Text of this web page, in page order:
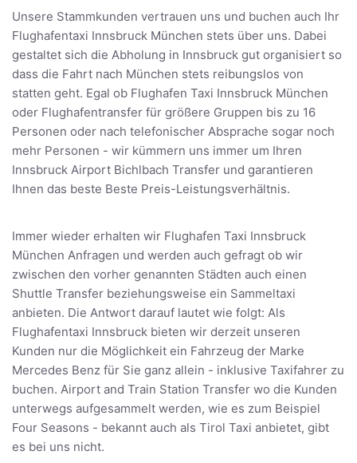
Unsere Stammkunden vertrauen uns und buchen auch Ihr
Flughafentaxi Innsbruck München stets über uns. Dabei
gestaltet sich die Abholung in Innsbruck gut organisiert so
dass die Fahrt nach München stets reibungslos von
statten geht. Egal ob Flughafen Taxi Innsbruck München
oder Flughafentransfer für größere Gruppen bis zu 16
Personen oder nach telefonischer Absprache sogar noch
mehr Personen - wir kümmern uns immer um Ihren
Innsbruck Airport Bichlbach Transfer und garantieren
Ihnen das beste Beste Preis-Leistungsverhältnis.
Immer wieder erhalten wir Flughafen Taxi Innsbruck
München Anfragen und werden auch gefragt ob wir
zwischen den vorher genannten Städten auch einen
Shuttle Transfer beziehungsweise ein Sammeltaxi
anbieten. Die Antwort darauf lautet wie folgt: Als
Flughafentaxi Innsbruck bieten wir derzeit unseren
Kunden nur die Möglichkeit ein Fahrzeug der Marke
Mercedes Benz für Sie ganz allein - inklusive Taxifahrer zu
buchen. Airport and Train Station Transfer wo die Kunden
unterwegs aufgesammelt werden, wie es zum Beispiel
Four Seasons - bekannt auch als Tirol Taxi anbietet, gibt
es bei uns nicht.